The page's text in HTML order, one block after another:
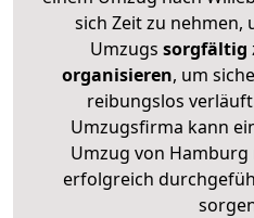
sich Zeit zu nehmen,
Umzugs sorgfältig
organisieren, um
reibungslos
Umzugsfirma kann
Umzug von Hamburg
erfolgreich